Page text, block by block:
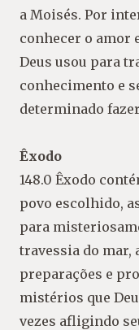
a Moisés. Por
conhecer o amor
Deus usou para
conhecimento e
determinado
Êxodo
148.0 Êxodo
povo escolhido,
para
travessia do mar,
preparações e
mistérios que
vezes afligindo